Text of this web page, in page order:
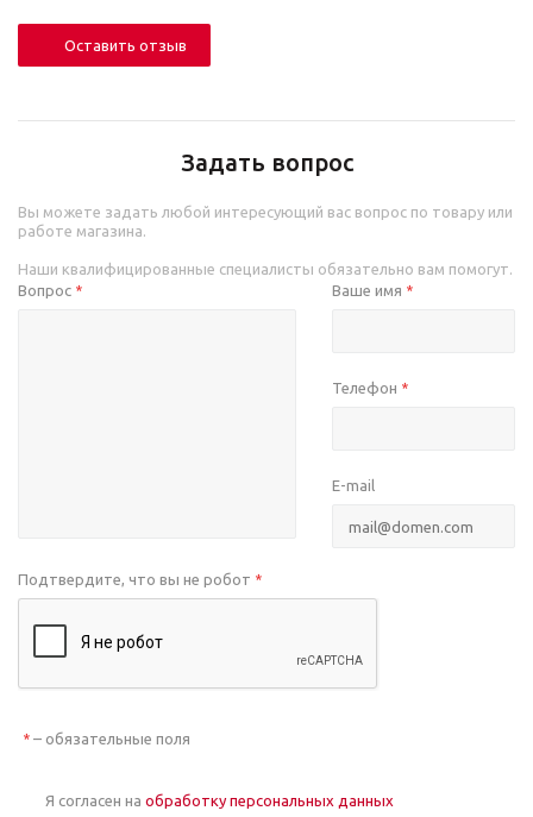
Оставить отзыв
Задать вопрос
Вы можете задать любой интересующий вас вопрос по товару или
работе магазина.
Наши квалифицированные специалисты обязательно вам помогут.
Вопрос * Ваше имя *
Телефон *
E-mail
Подтвердите, что вы не робот *
* – обязательные поля
Я согласен на обработку персональных данных